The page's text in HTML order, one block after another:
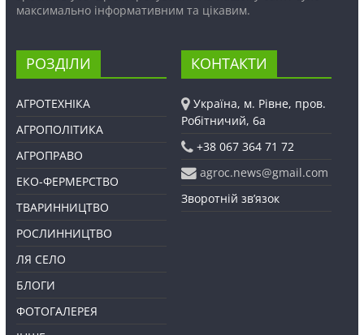
максимально інформативним та цікавим.
РОЗДІЛИ
АГРОТЕХНІКА
АГРОПОЛІТИКА
АГРОПРАВО
ЕКО-ФЕРМЕРСТВО
ТВАРИННИЦТВО
РОСЛИННИЦТВО
ЛЯ СЕЛО
БЛОГИ
ФОТОГАЛЕРЕЯ
КОНТАКТИ
Україна, м. Рівне, пров.
Робітничий, 6а
+38 067 364 71 72
agroc.news@gmail.com
Зворотній зв’язок